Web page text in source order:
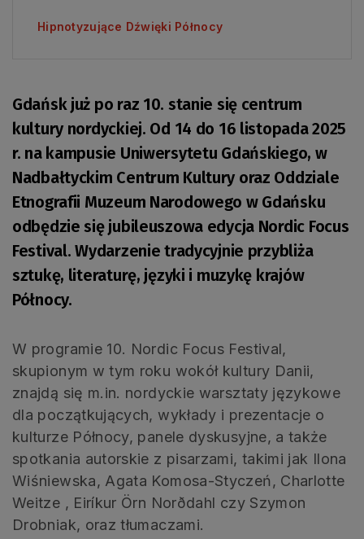
Hipnotyzujące Dźwięki Północy
Gdańsk już po raz 10. stanie się centrum
kultury nordyckiej. Od 14 do 16 listopada 2025
r. na kampusie Uniwersytetu Gdańskiego, w
Nadbałtyckim Centrum Kultury oraz Oddziale
Etnografii Muzeum Narodowego w Gdańsku
odbędzie się jubileuszowa edycja Nordic Focus
Festival. Wydarzenie tradycyjnie przybliża
sztukę, literaturę, języki i muzykę krajów
Północy.
W programie 10. Nordic Focus Festival,
skupionym w tym roku wokół kultury Danii,
znajdą się m.in. nordyckie warsztaty językowe
dla początkujących, wykłady i prezentacje o
kulturze Północy, panele dyskusyjne, a także
spotkania autorskie z pisarzami, takimi jak Ilona
Wiśniewska, Agata Komosa-Styczeń, Charlotte
Weitze , Eiríkur Örn Norðdahl czy Szymon
Drobniak, oraz tłumaczami.